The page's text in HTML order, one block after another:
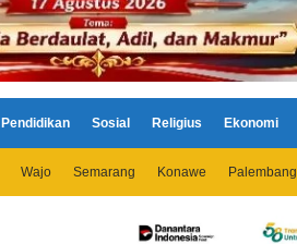
Pendidikan Sosial Religius Ekonomi
Wajo Semarang Konawe Palembang